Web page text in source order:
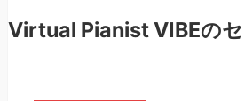
Virtual Pianist VIBEのセ